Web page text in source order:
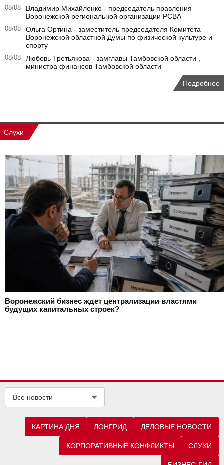
08/08
Владимир Михайленко - председатель правления
Воронежской региональной организации РСВА
08/08
Ольга Ортина - заместитель председателя Комитета
Воронежской областной Думы по физической культуре и
спорту
08/08
Любовь Третьякова - замглавы Тамбовской области ,
министра финансов Тамбовской области
Подробнее
Слухи
Воронежский бизнес ждет централизации властями
будущих капитальных строек?
Все новости
КАРТИНА ДНЯ ЛОНГРИД ДЕЛОВЫЕ НОВОСТИ
КОРПОРАТИВНЫЕ КОНФЛИКТЫ СЛУХИ